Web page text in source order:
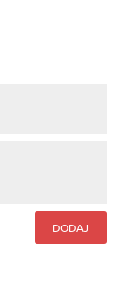
DODAJ